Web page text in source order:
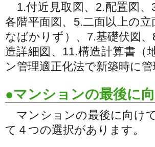
1.付近見取図、2.配置図、
各階平面図、5.二面以上の
なばかりず）、7.基礎伏図
造詳細図、11.構造計算書（
ン管理適正化法で新築時に
●マンションの最後に
マンションの最後に向け
て４つの選択があります。